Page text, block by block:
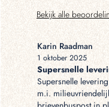
Bekijk alle
Karin Raadman
1 oktober 2025
Supersnelle
Supersnelle
m.i.